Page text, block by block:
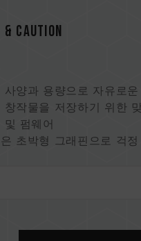
& CAUTION
사양과 용량으로 자유로
창작물을 저장하기 위한
및 펌웨어
초박형 그래핀으로 걱
능한 지구를 위한 친환경